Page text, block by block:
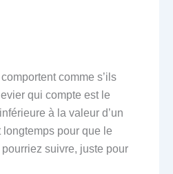
comme s’ils
qui compte est le
à la valeur d’un
pour que le
suivre, juste pour